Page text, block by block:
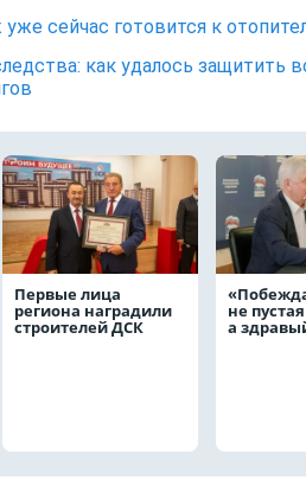
сейчас готовится к
как удалось
Первые лица
региона наградили
строителей ДСК
не
а